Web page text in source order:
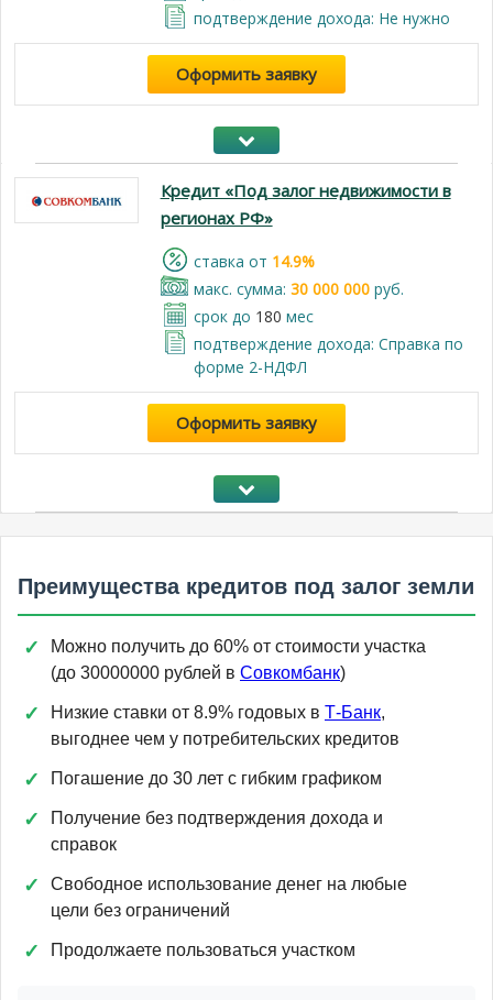
подтверждение дохода: Не нужно
Оформить заявку
Кредит «Под залог недвижимости в
регионах РФ»
cтавка от 14.9%
макс. сумма: 30 000 000руб.
срок до 180 мес
подтверждение дохода: Справка по
форме 2-НДФЛ
Оформить заявку
Преимущества кредитов под залог земли
Можно получить до 60% от стоимости участка
(до 30000000 рублей в Совкомбанк)
Низкие ставки от 8.9% годовых в Т-Банк,
выгоднее чем у потребительских кредитов
Погашение до 30 лет с гибким графиком
Получение без подтверждения дохода и
справок
Свободное использование денег на любые
цели без ограничений
Продолжаете пользоваться участком